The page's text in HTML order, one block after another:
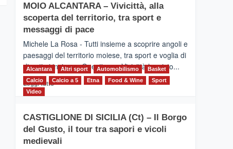
Torna
la
Supermaratona
MOIO ALCANTARA – Vivicittà, alla
scoperta del territorio, tra sport e
messaggi di pace
Michele La Rosa - Tutti insieme a scoprire angoli e
paesaggi del territorio moiese, tra sport e voglia di
divertirsi insieme. Quest'anno Vivicittà ha visto...
Leggi tuttoLeggi
MOIO
ALCANTARA
–
Alcantara Altri sport Automobilismo
Basket
Calcio
Calcio a 5 Etna Food & Wine
Sport
Video
CASTIGLIONE DI SICILIA (Ct) – Il Borgo
del Gusto, il tour tra sapori e vicoli
medievali